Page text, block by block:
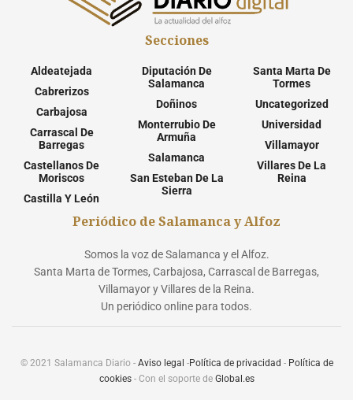
Secciones
Aldeatejada
Cabrerizos
Carbajosa
Carrascal De
Barregas
Castellanos De
Moriscos
Castilla Y León
Diputación De
Salamanca
Doñinos
Monterrubio De
Armuña
Salamanca
San Esteban De La
Sierra
Santa Marta De
Tormes
Uncategorized
Universidad
Villamayor
Villares De La
Reina
Periódico de Salamanca y Alfoz
Somos la voz de Salamanca y el Alfoz.
Santa Marta de Tormes, Carbajosa, Carrascal de Barregas,
Villamayor y Villares de la Reina.
Un periódico online para todos.
© 2021 Salamanca Diario - Aviso legal -Política de privacidad - Política de
cookies- Con el soporte de Global.es